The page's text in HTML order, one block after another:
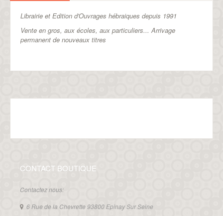
Librairie et Edition d'Ouvrages hébraiques depuis 1991
Vente en gros, aux écoles, aux particuliers...Arrivage
permanent de nouveaux titres
CONTACT BOUTIQUE
Contactez nous:
6 Rue de la Chevrette 93800 Epinay Sur Seine